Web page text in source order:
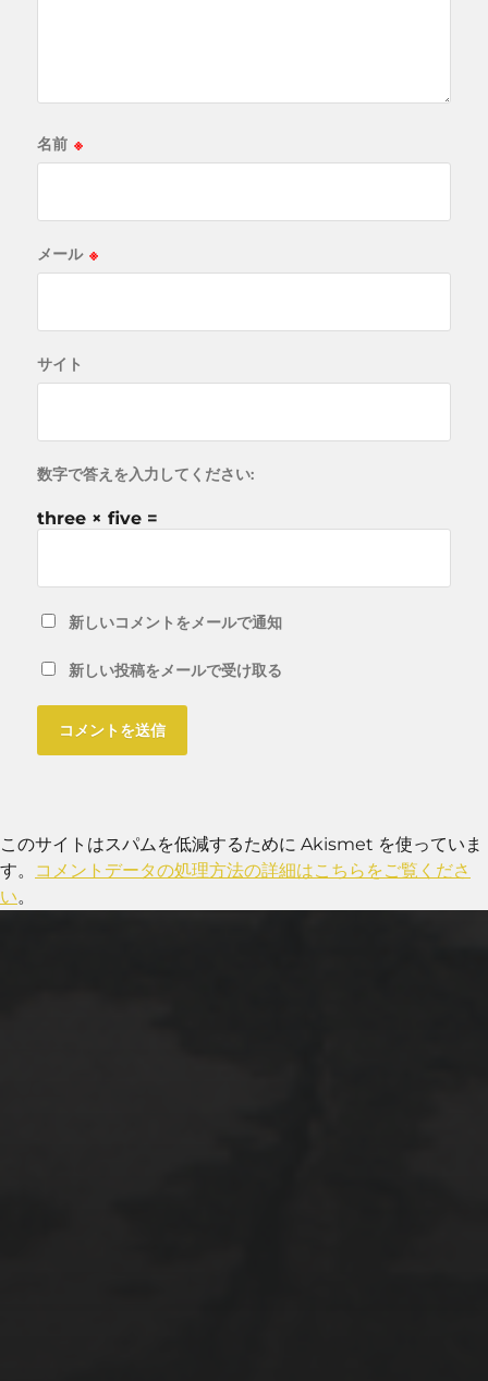
名前 ※
メール ※
サイト
数字で答えを入力してください:
three × five =
新しいコメントをメールで通知
新しい投稿をメールで受け取る
このサイトはスパムを低減するために Akismet を使っていま
す。
コメントデータの処理方法の詳細はこちらをご覧くださ
い。